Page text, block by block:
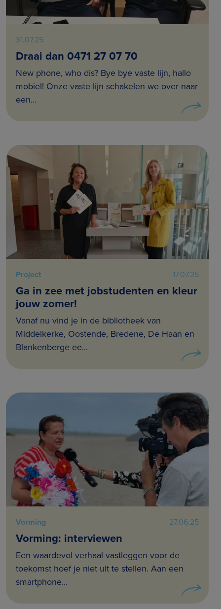
31.07.25
Draai dan 0471 27 07 70
New phone, who dis? Bye bye vaste lijn, hallo
mobiel! Onze vaste lijn schakelen we over naar
een...
Project 17.07.25
Ga in zee met jobstudenten en kleur
jouw zomer!
Vanaf nu vind je in de bibliotheek van
Middelkerke, Oostende, Bredene, De Haan en
Blankenberge ee...
Vorming 27.06.25
Vorming: interviewen
Een waardevol verhaal vastleggen voor de
toekomst hoef je niet uit te stellen. Aan een
smartphone...